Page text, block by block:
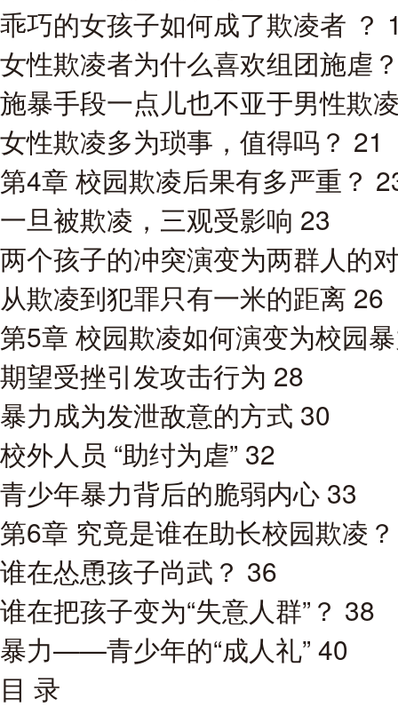
乖巧的女孩子如何成了欺凌者 ？
女性欺凌者为什么喜欢组团施虐
施暴手段一点儿也不亚于男性欺
女性欺凌多为琐事，值得吗？ 21
第4章 校园欺凌后果有多严重？
一旦被欺凌，三观受影响 23
两个孩子的冲突演变为两群人的
从欺凌到犯罪只有一米的距离 26
第5章 校园欺凌如何演变为校园
期望受挫引发攻击行为 28
暴力成为发泄敌意的方式 30
校外人员 “助纣为虐” 32
青少年暴力背后的脆弱内心 33
第6章 究竟是谁在助长校园欺凌
谁在怂恿孩子尚武？ 36
谁在把孩子变为“失意人群”？ 38
暴力——青少年的“成人礼” 40
目 录